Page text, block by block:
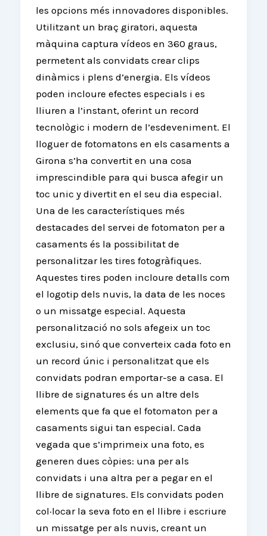
les opcions més innovadores disponibles.
Utilitzant un braç giratori, aquesta
màquina captura vídeos en 360 graus,
permetent als convidats crear clips
dinàmics i plens d’energia. Els vídeos
poden incloure efectes especials i es
lliuren a l’instant, oferint un record
tecnològic i modern de l’esdeveniment. El
lloguer de fotomatons en els casaments a
Girona s’ha convertit en una cosa
imprescindible para qui busca afegir un
toc unic y divertit en el seu dia especial.
Una de les característiques més
destacades del servei de fotomaton per a
casaments és la possibilitat de
personalitzar les tires fotogràfiques.
Aquestes tires poden incloure detalls com
el logotip dels nuvis, la data de les noces
o un missatge especial. Aquesta
personalització no sols afegeix un toc
exclusiu, sinó que converteix cada foto en
un record únic i personalitzat que els
convidats podran emportar-se a casa. El
llibre de signatures és un altre dels
elements que fa que el fotomaton per a
casaments sigui tan especial. Cada
vegada que s’imprimeix una foto, es
generen dues còpies: una per als
convidats i una altra per a pegar en el
llibre de signatures. Els convidats poden
col·locar la seva foto en el llibre i escriure
un missatge per als nuvis, creant un